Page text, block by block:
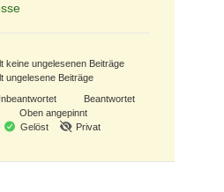
keine ungelesenen Beiträge
ungelesene Beiträge
Beantwortet
Oben angepinnt
Gelöst
Privat